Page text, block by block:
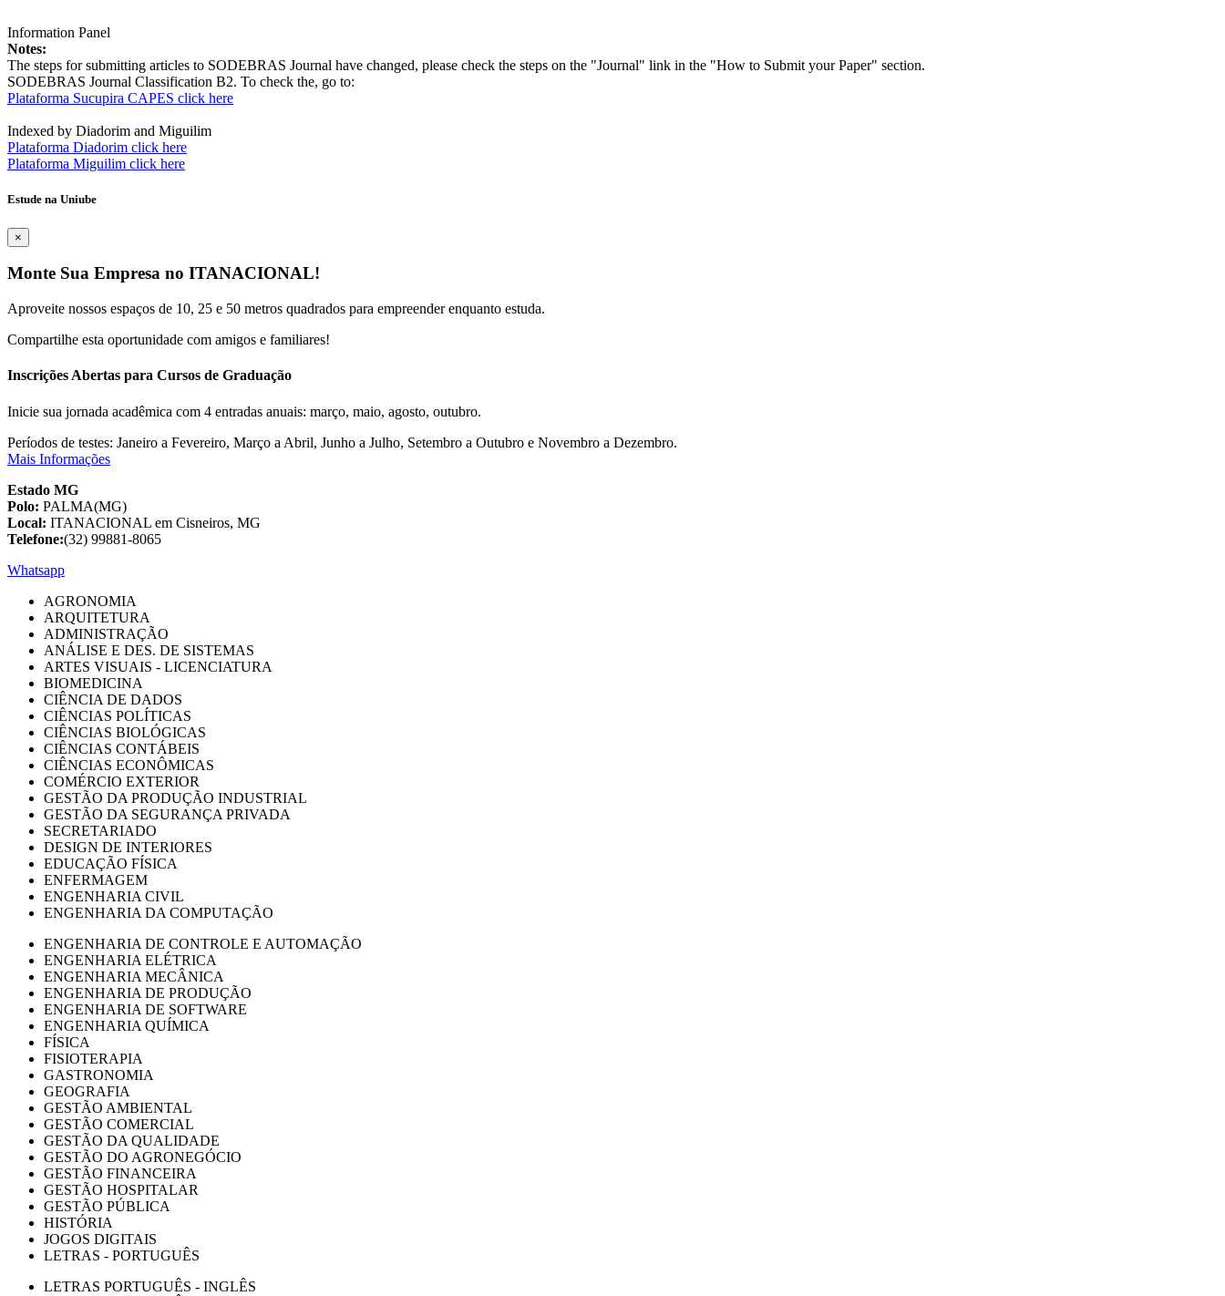
Information Panel
Notes:
The steps for submitting articles to SODEBRAS Journal have changed, please check the steps on the "Journal" link in the "How to Submit your Paper" section.
SODEBRAS Journal Classification B2. To check the, go to:
Plataforma Sucupira CAPES click here
Indexed by Diadorim and Miguilim
Plataforma Diadorim click here
Plataforma Miguilim click here
Estude na Uniube
×
Monte Sua Empresa no ITANACIONAL!
Aproveite nossos espaços de 10, 25 e 50 metros quadrados para empreender enquanto estuda.
Compartilhe esta oportunidade com amigos e familiares!
Inscrições Abertas para Cursos de Graduação
Inicie sua jornada acadêmica com 4 entradas anuais: março, maio, agosto, outubro.
Períodos de testes: Janeiro a Fevereiro, Março a Abril, Junho a Julho, Setembro a Outubro e Novembro a Dezembro.
Mais Informações
Estado MG
Polo: PALMA(MG)
Local: ITANACIONAL em Cisneiros, MG
Telefone:(32) 99881-8065
Whatsapp
AGRONOMIA
ARQUITETURA
ADMINISTRAÇÃO
ANÁLISE E DES. DE SISTEMAS
ARTES VISUAIS - LICENCIATURA
BIOMEDICINA
CIÊNCIA DE DADOS
CIÊNCIAS POLÍTICAS
CIÊNCIAS BIOLÓGICAS
CIÊNCIAS CONTÁBEIS
CIÊNCIAS ECONÔMICAS
COMÉRCIO EXTERIOR
GESTÃO DA PRODUÇÃO INDUSTRIAL
GESTÃO DA SEGURANÇA PRIVADA
SECRETARIADO
DESIGN DE INTERIORES
EDUCAÇÃO FÍSICA
ENFERMAGEM
ENGENHARIA CIVIL
ENGENHARIA DA COMPUTAÇÃO
ENGENHARIA DE CONTROLE E AUTOMAÇÃO
ENGENHARIA ELÉTRICA
ENGENHARIA MECÂNICA
ENGENHARIA DE PRODUÇÃO
ENGENHARIA DE SOFTWARE
ENGENHARIA QUÍMICA
FÍSICA
FISIOTERAPIA
GASTRONOMIA
GEOGRAFIA
GESTÃO AMBIENTAL
GESTÃO COMERCIAL
GESTÃO DA QUALIDADE
GESTÃO DO AGRONEGÓCIO
GESTÃO FINANCEIRA
GESTÃO HOSPITALAR
GESTÃO PÚBLICA
HISTÓRIA
JOGOS DIGITAIS
LETRAS - PORTUGUÊS
LETRAS PORTUGUÊS - INGLÊS